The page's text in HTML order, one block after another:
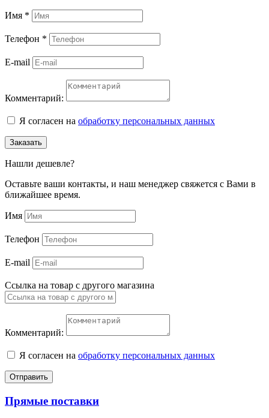
Имя *
Телефон *
E-mail
Комментарий:
Я согласен на обработку персональных данных
Заказать
Нашли дешевле?
Оставьте ваши контакты, и наш менеджер свяжется с Вами в
ближайшее время.
Имя
Телефон
E-mail
Ссылка на товар с другого магазина
Комментарий:
Я согласен на обработку персональных данных
Отправить
Прямые поставки